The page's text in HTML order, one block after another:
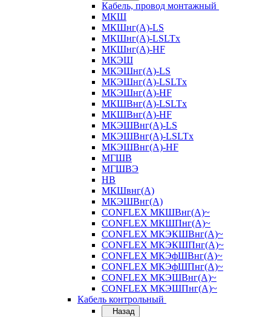
Кабель, провод монтажный
МКШ
МКШнг(А)-LS
МКШнг(А)-LSLTx
МКШнг(А)-HF
МКЭШ
МКЭШнг(А)-LS
МКЭШнг(А)-LSLTx
МКЭШнг(А)-HF
МКШВнг(A)-LSLTx
МКШВнг(А)-HF
МКЭШВнг(А)-LS
МКЭШВнг(A)-LSLTx
МКЭШВнг(А)-HF
МГШВ
МГШВЭ
НВ
МКШвнг(А)
МКЭШВнг(А)
CONFLEX МКШВнг(А)~
CONFLEX МКШПнг(А)~
CONFLEX МКЭКШВнг(А)~
CONFLEX МКЭКШПнг(А)~
CONFLEX МКЭфШВнг(А)~
CONFLEX МКЭфШПнг(А)~
CONFLEX МКЭШВнг(А)~
CONFLEX МКЭШПнг(А)~
Кабель контрольный
Назад